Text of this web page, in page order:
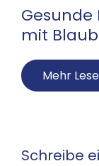
Gesunde
mit
Mehr
Schreibe